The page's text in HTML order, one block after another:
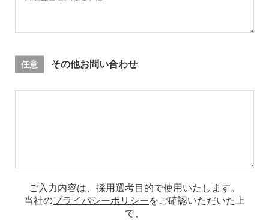
その他お問い合わせ
任意
ご入力内容は、採用選考目的で使用いたします。
当社のプライバシーポリシーをご確認いただいた上
で、